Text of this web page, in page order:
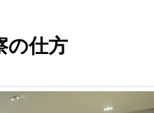
の仕方